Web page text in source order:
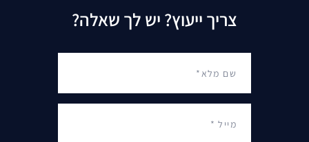
צריך ייעוץ? יש לך שאלה?